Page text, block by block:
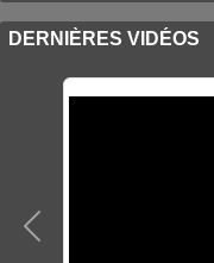
DERNIÈRES VIDÉOS
Précedent